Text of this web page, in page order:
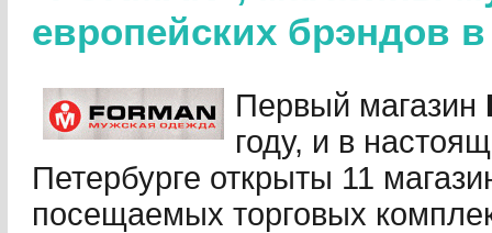
европейских брэндов
Первый магазин
году, и в
Петербурге открыты 11
посещаемых торговых